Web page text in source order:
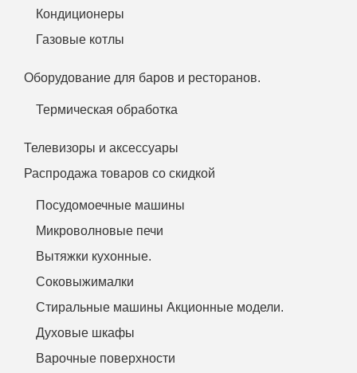
Кондиционеры
Газовые котлы
Оборудование для баров и ресторанов.
Термическая обработка
Телевизоры и аксессуары
Распродажа товаров со скидкой
Посудомоечные машины
Микроволновые печи
Вытяжки кухонные.
Соковыжималки
Стиральные машины Акционные модели.
Духовые шкафы
Варочные поверхности